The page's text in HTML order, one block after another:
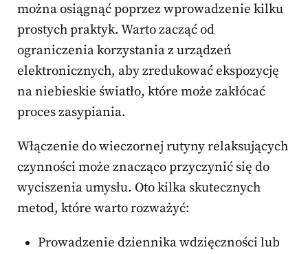
można osiągnąć poprzez wprowadzenie kilku
prostych praktyk. Warto zacząć od
ograniczenia korzystania z urządzeń
elektronicznych, aby zredukować ekspozycję
na niebieskie światło, które może zakłócać
proces zasypiania.
Włączenie do wieczornej rutyny relaksujących
czynności może znacząco przyczynić się do
wyciszenia umysłu. Oto kilka skutecznych
metod, które warto rozważyć:
Prowadzenie dziennika wdzięczności lub